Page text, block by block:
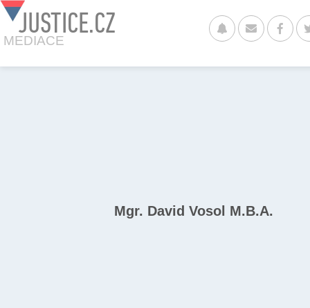
JUSTICE.CZ
MEDIACE
Mgr. David Vosol M.B.A.